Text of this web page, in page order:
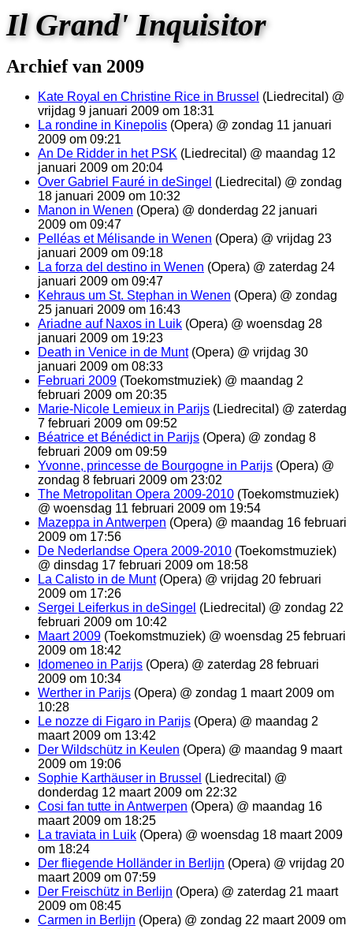
Il Grand' Inquisitor
Archief van 2009
Kate Royal en Christine Rice in Brussel (Liedrecital) @
vrijdag 9 januari 2009 om 18:31
La rondine in Kinepolis (Opera) @ zondag 11 januari
2009 om 09:21
An De Ridder in het PSK (Liedrecital) @ maandag 12
januari 2009 om 20:04
Over Gabriel Fauré in deSingel (Liedrecital) @ zondag
18 januari 2009 om 10:32
Manon in Wenen (Opera) @ donderdag 22 januari
2009 om 09:47
Pelléas et Mélisande in Wenen (Opera) @ vrijdag 23
januari 2009 om 09:18
La forza del destino in Wenen (Opera) @ zaterdag 24
januari 2009 om 09:47
Kehraus um St. Stephan in Wenen (Opera) @ zondag
25 januari 2009 om 16:43
Ariadne auf Naxos in Luik (Opera) @ woensdag 28
januari 2009 om 19:23
Death in Venice in de Munt(Opera) @ vrijdag 30
januari 2009 om 08:33
Februari 2009 (Toekomstmuziek) @ maandag 2
februari 2009 om 20:35
Marie-Nicole Lemieux in Parijs (Liedrecital) @ zaterdag
7 februari 2009 om 09:52
Béatrice et Bénédict in Parijs (Opera) @ zondag 8
februari 2009 om 09:59
Yvonne, princesse de Bourgogne in Parijs (Opera) @
zondag 8 februari 2009 om 23:02
The Metropolitan Opera 2009-2010 (Toekomstmuziek)
@ woensdag 11 februari 2009 om 19:54
Mazeppa in Antwerpen (Opera) @ maandag 16 februari
2009 om 17:56
De Nederlandse Opera 2009-2010 (Toekomstmuziek)
@ dinsdag 17 februari 2009 om 18:58
La Calisto in de Munt(Opera) @ vrijdag 20 februari
2009 om 17:26
Sergei Leiferkus in deSingel (Liedrecital) @ zondag 22
februari 2009 om 10:42
Maart 2009 (Toekomstmuziek) @ woensdag 25 februari
2009 om 18:42
Idomeneo in Parijs (Opera) @ zaterdag 28 februari
2009 om 10:34
Werther in Parijs (Opera) @ zondag 1 maart 2009 om
10:28
Le nozze di Figaro in Parijs (Opera) @ maandag 2
maart 2009 om 13:42
Der Wildschütz in Keulen (Opera) @ maandag 9 maart
2009 om 19:06
Sophie Karthäuser in Brussel (Liedrecital) @
donderdag 12 maart 2009 om 22:32
Cosi fan tutte in Antwerpen (Opera) @ maandag 16
maart 2009 om 18:25
La traviata in Luik (Opera) @ woensdag 18 maart 2009
om 18:24
Der fliegende Holländer in Berlijn (Opera) @ vrijdag 20
maart 2009 om 07:59
Der Freischütz in Berlijn (Opera) @ zaterdag 21 maart
2009 om 08:45
Carmen in Berlijn (Opera) @ zondag 22 maart 2009 om